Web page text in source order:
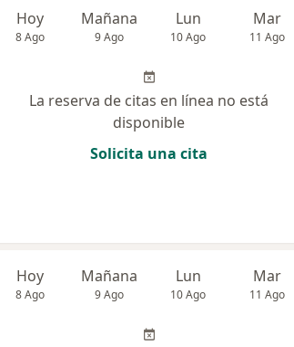
Hoy
8 Ago
Mañana
9 Ago
Lun
10 Ago
Mar
11 Ago
La reserva de citas en línea no está
disponible
Solicita una cita
Hoy
8 Ago
Mañana
9 Ago
Lun
10 Ago
Mar
11 Ago